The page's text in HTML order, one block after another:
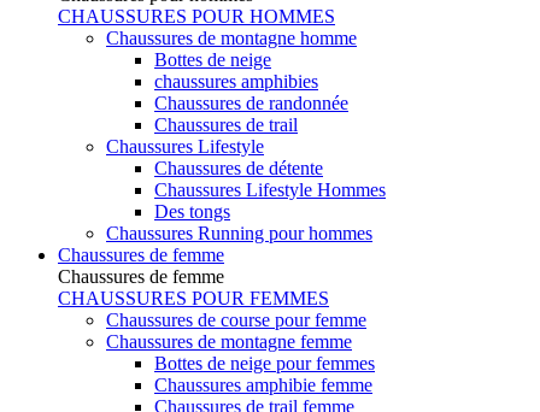
CHAUSSURES POUR HOMMES
Chaussures de montagne homme
Bottes de neige
chaussures amphibies
Chaussures de randonnée
Chaussures de trail
Chaussures Lifestyle
Chaussures de détente
Chaussures Lifestyle Hommes
Des tongs
Chaussures Running pour hommes
Chaussures de femme
Chaussures de femme
CHAUSSURES POUR FEMMES
Chaussures de course pour femme
Chaussures de montagne femme
Bottes de neige pour femmes
Chaussures amphibie femme
Chaussures de trail femme